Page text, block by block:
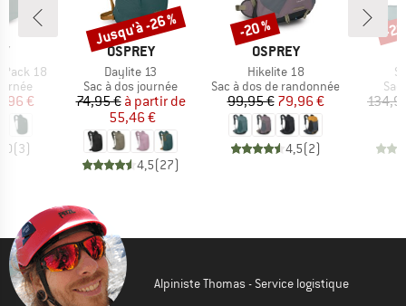
18
réduit
€
(3)
MARQUE
OSPREY
Article
Daylite 13
Product group
Sac à dos journée
Prix
74,95 € Prix réduit
à partir de
55,46 €
4,5(27)
Remise
Jusqu'à -26 %
MARQUE
OSPREY
Article
Hikelite 18
Product group
Sac à dos de randonnée
Prix
99,95 €Prix réduit
79,96 €
4,5(2)
Remise
-20 % -
Alpiniste Thomas - Service logistique